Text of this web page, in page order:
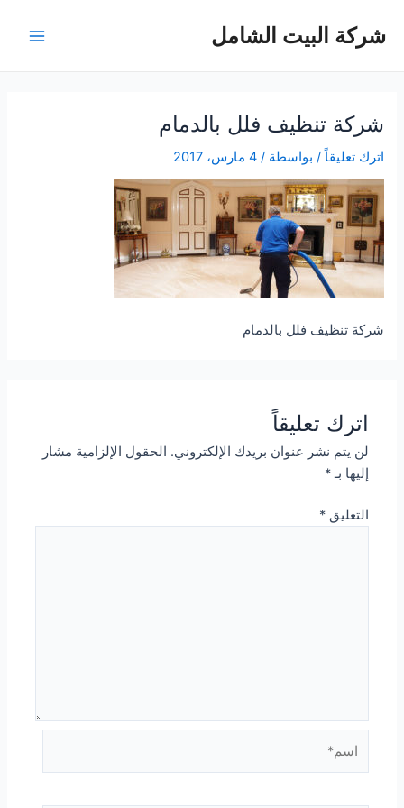
المحتوى
شركة البيت الشامل
شركة تنظيف فلل بالدمام
اترك تعليقاً / بواسطة /4 مارس، 2017
شركة تنظيف فلل بالدمام
اترك تعليقاً
لن يتم نشر عنوان بريدك الإلكتروني. الحقول الإلزامية مشار
إليها بـ*
التعليق*